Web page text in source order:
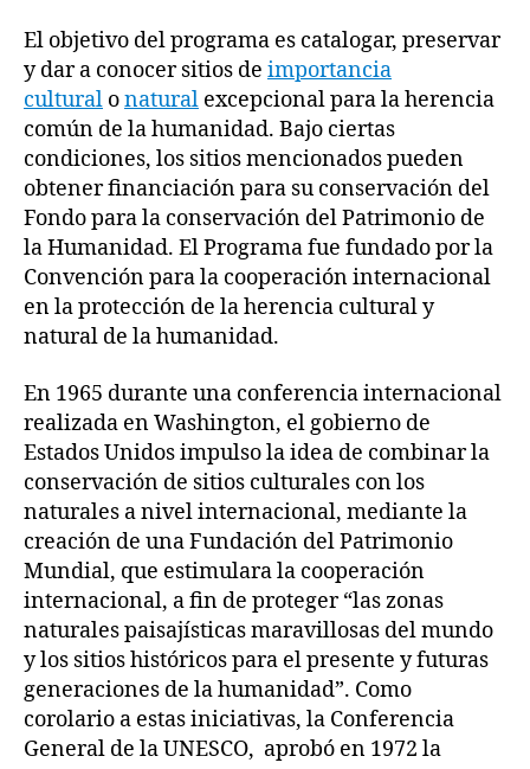
El objetivo del programa es catalogar, preservar
y dar a conocer sitios de importancia
cultural onatural excepcional para la herencia
común de la humanidad. Bajo ciertas
condiciones, los sitios mencionados pueden
obtener financiación para su conservación del
Fondo para la conservación del Patrimonio de
la Humanidad. El Programa fue fundado por la
Convención para la cooperación internacional
en la protección de la herencia cultural y
natural de la humanidad.
En 1965 durante una conferencia internacional
realizada en Washington, el gobierno de
Estados Unidos impulso la idea de combinar la
conservación de sitios culturales con los
naturales a nivel internacional, mediante la
creación de una Fundación del Patrimonio
Mundial, que estimulara la cooperación
internacional, a fin de proteger “las zonas
naturales paisajísticas maravillosas del mundo
y los sitios históricos para el presente y futuras
generaciones de la humanidad”. Como
corolario a estas iniciativas, la Conferencia
General de la UNESCO, aprobó en 1972 la